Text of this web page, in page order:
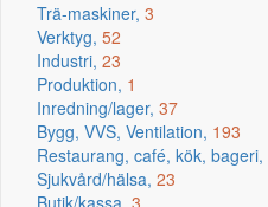
Trä-maskiner, 3
Verktyg, 52
Industri, 23
Produktion, 1
Inredning/lager, 37
Bygg, VVS, Ventilation, 193
Restaurang, café, kök, bageri,
Sjukvård/hälsa, 23
Butik/kassa, 3